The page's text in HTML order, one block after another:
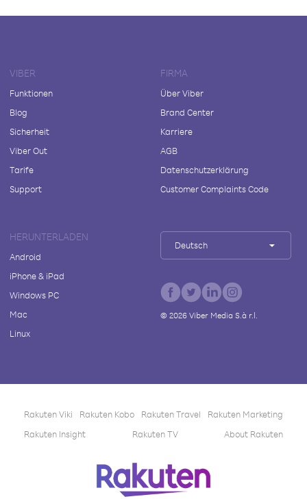
VIBER
Funktionen
Blog
Sicherheit
Viber Out
Tarife
Support
FIRMA
Über Viber
Brand Center
Karriere
AGB
Datenschutzerklärung
Customer Complaints Code
HERUNTERLADEN
Android
iPhone & iPad
Windows PC
Mac
Linux
Deutsch
© 2026Viber Media S.à r.l.
Rakuten Viki Rakuten Kobo Rakuten Travel
Rakuten Marketing
Rakuten Insight
Rakuten TV About Rakuten